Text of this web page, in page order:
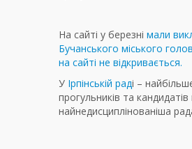
На сайті у березні мали
Бучанського міського
на сайті не відкривається.
У Ірпінській раді –
прогульників та
найнедисциплінованіша